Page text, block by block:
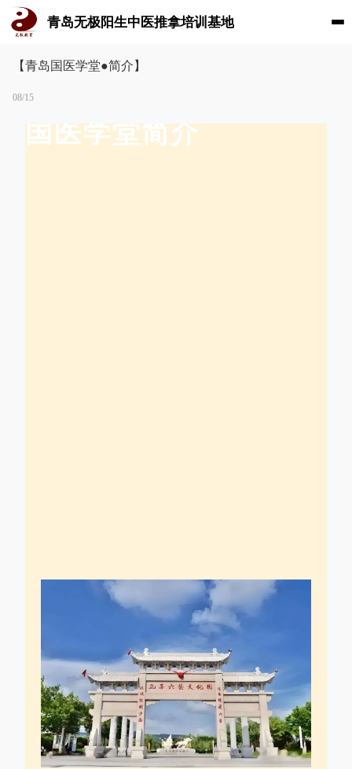
青岛无极阳生中医推拿培训基地
【青岛国医学堂●简介】
08/15
国医学堂简介